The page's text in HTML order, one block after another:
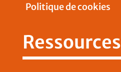
Politique de cookies
Ressources